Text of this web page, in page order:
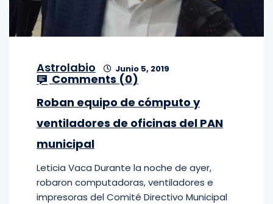
Astrolabio Junio 5, 2019
Comments (0)
Roban equipo de cómputo y
ventiladores de oficinas del PAN
municipal
Leticia Vaca Durante la noche de ayer,
robaron computadoras, ventiladores e
impresoras del Comité Directivo Municipal